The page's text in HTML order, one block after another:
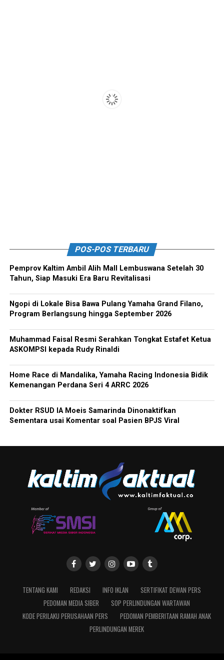
POS-POS TERBARU
Pemprov Kaltim Ambil Alih Mall Lembuswana Setelah 30
Tahun, Siap Masuki Era Baru Revitalisasi
Ngopi di Lokale Bisa Bawa Pulang Yamaha Grand Filano,
Program Berlangsung hingga September 2026
Muhammad Faisal Resmi Serahkan Tongkat Estafet Ketua
ASKOMPSI kepada Rudy Rinaldi
Home Race di Mandalika, Yamaha Racing Indonesia Bidik
Kemenangan Perdana Seri 4 ARRC 2026
Dokter RSUD IA Moeis Samarinda Dinonaktifkan
Sementara usai Komentar soal Pasien BPJS Viral
TENTANG KAMI REDAKSI INFO IKLAN
SERTIFIKAT DEWAN PERS
PEDOMAN MEDIA SIBER
SOP PERLINDUNGAN WARTAWAN
KODE PERILAKU PERUSAHAAN PERS
PEDOMAN PEMBERITAAN RAMAH ANAK
PERLINDUNGAN MEREK